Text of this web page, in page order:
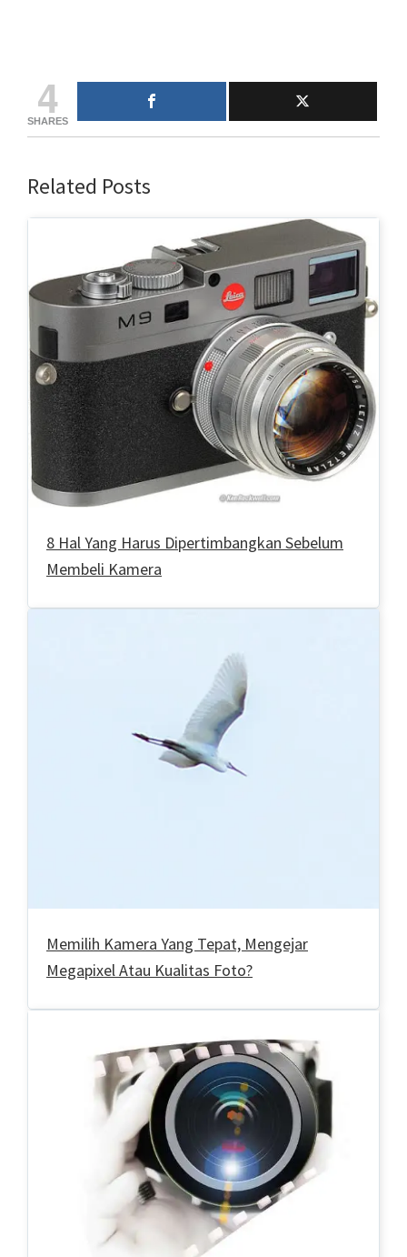
4
SHARES
Related Posts
8 Hal Yang Harus Dipertimbangkan Sebelum
Membeli Kamera
Memilih Kamera Yang Tepat, Mengejar
Megapixel Atau Kualitas Foto?